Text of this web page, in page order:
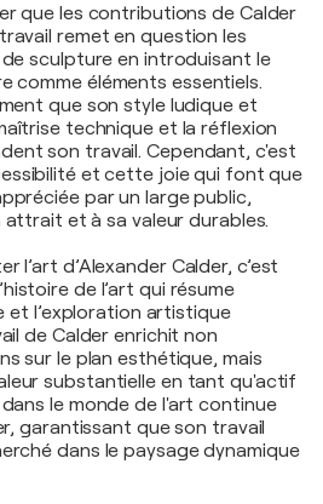
que les contributions de Calder
remet en question les
sculpture en introduisant le
comme éléments essentiels.
que son style ludique et
technique et la réflexion
son travail. Cependant, c'est
et cette joie qui font que
par un large public,
et à sa valeur durables.
l’art d’Alexander Calder, c’est
de l’art qui résume
et l’exploration artistique
de Calder enrichit non
sur le plan esthétique, mais
substantielle en tant qu'actif
le monde de l'art continue
garantissant que son travail
dans le paysage dynamique